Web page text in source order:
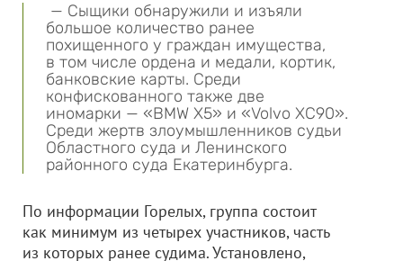
— Сыщики обнаружили и изъяли
большое количество ранее
похищенного у граждан имущества,
в том числе ордена и медали, кортик,
банковские карты. Среди
конфискованного также две
иномарки — «BMW X5» и «Volvo XC90».
Среди жертв злоумышленников судьи
Областного суда и Ленинского
районного суда Екатеринбурга.
По информации Горелых, группа состоит
как минимум из четырех участников, часть
из которых ранее судима. Установлено,